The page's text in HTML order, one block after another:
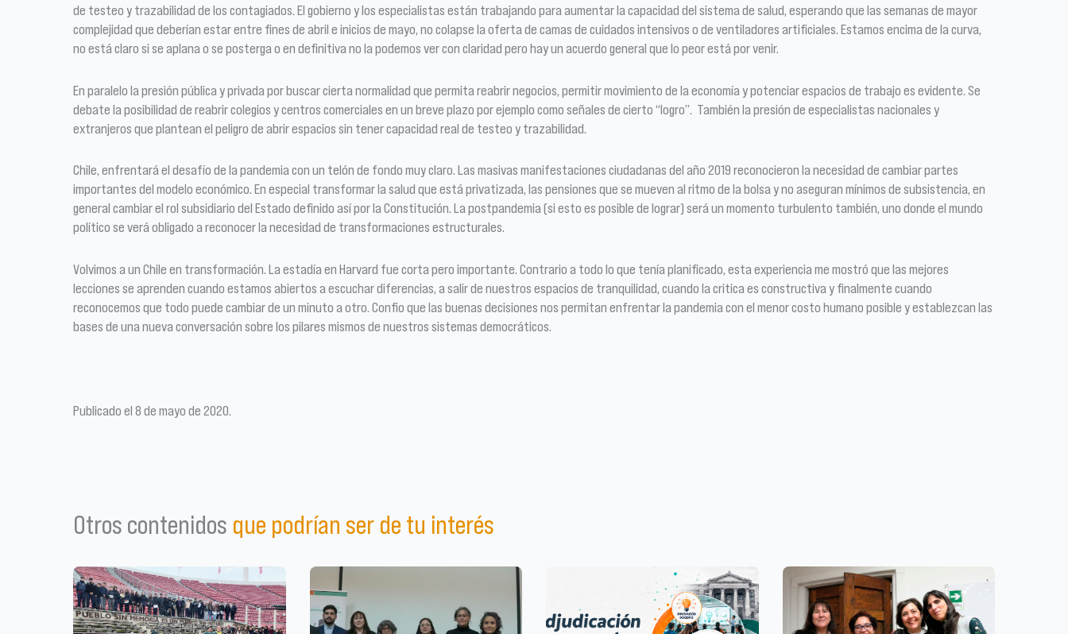
de testeo y trazabilidad de los contagiados. El gobierno y los especialistas están trabajando para aumentar la capacidad del sistema de salud, esperando que las semanas de mayor
complejidad que deberían estar entre fines de abril e inicios de mayo, no colapse la oferta de camas de cuidados intensivos o de ventiladores artificiales. Estamos encima de la curva,
no está claro si se aplana o se posterga o en definitiva no la podemos ver con claridad pero hay un acuerdo general que lo peor está por venir.
En paralelo la presión pública y privada por buscar cierta normalidad que permita reabrir negocios, permitir movimiento de la economía y potenciar espacios de trabajo es evidente. Se
debate la posibilidad de reabrir colegios y centros comerciales en un breve plazo por ejemplo como señales de cierto “logro”. También la presión de especialistas nacionales y
extranjeros que plantean el peligro de abrir espacios sin tener capacidad real de testeo y trazabilidad.
Chile, enfrentará el desafío de la pandemia con un telón de fondo muy claro. Las masivas manifestaciones ciudadanas del año 2019 reconocieron la necesidad de cambiar partes
importantes del modelo económico. En especial transformar la salud que está privatizada, las pensiones que se mueven al ritmo de la bolsa y no aseguran mínimos de subsistencia, en
general cambiar el rol subsidiario del Estado definido así por la Constitución. La postpandemia (si esto es posible de lograr) será un momento turbulento también, uno donde el mundo
político se verá obligado a reconocer la necesidad de transformaciones estructurales.
Volvimos a un Chile en transformación. La estadía en Harvard fue corta pero importante. Contrario a todo lo que tenía planificado, esta experiencia me mostró que las mejores
lecciones se aprenden cuando estamos abiertos a escuchar diferencias, a salir de nuestros espacios de tranquilidad, cuando la critica es constructiva y finalmente cuando
reconocemos que todo puede cambiar de un minuto a otro. Confio que las buenas decisiones nos permitan enfrentar la pandemia con el menor costo humano posible y establezcan las
bases de una nueva conversación sobre los pilares mismos de nuestros sistemas democráticos.
Publicado el 8 de mayo de 2020.
Otros contenidos que podrían ser de tu interés